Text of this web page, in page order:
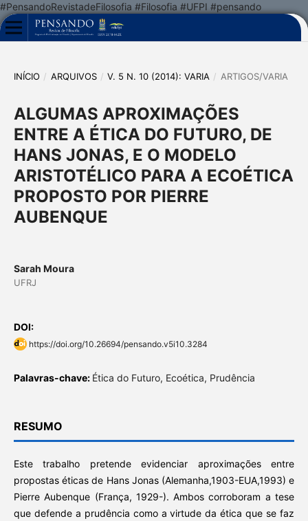
#PensandoRevistadeFilosofia #Filosofia #UFPI #pensando
INÍCIO / ARQUIVOS / V. 5 N. 10 (2014): VARIA / ARTIGOS/VARIA
ALGUMAS APROXIMAÇÕES
ENTRE A ÉTICA DO FUTURO, DE
HANS JONAS, E O MODELO
ARISTOTÉLICO PARA A ECOÉTICA
PROPOSTO POR PIERRE
AUBENQUE
Sarah Moura
UFRJ
DOI:
https://doi.org/10.26694/pensando.v5i10.3284
Palavras-chave: Ética do Futuro, Ecoética, Prudência
RESUMO
Este trabalho pretende evidenciar aproximações entre
propostas éticas de Hans Jonas (Alemanha,1903-EUA,1993) e
Pierre Aubenque (França, 1929-). Ambos corroboram a tese
que defende a prudência como a virtude da ética que se faz